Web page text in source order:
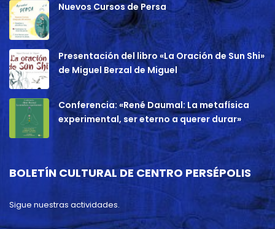
Nuevos Cursos de Persa
Presentación del libro «La Oración de Sun Shi»
de Miguel Berzal de Miguel
Conferencia: «René Daumal: La metafísica
experimental, ser eterno a querer durar»
BOLETÍN CULTURAL DE CENTRO PERSÉPOLIS
Sigue nuestras actividades.